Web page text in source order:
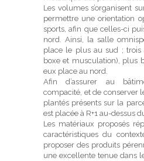
Les volumes s’organisent
permettre une orientation
sports, afin que celles-ci
nord. Ainsi, la salle
place le plus au sud ; trois
boxe et musculation), plus
eux place au nord.
Afin d’assurer au
compacité, et de conserver
plantés présents sur la
est placée à R+1 au-dessus
Les matériaux proposés
caractéristiques du
proposer des produits
une excellente tenue dans